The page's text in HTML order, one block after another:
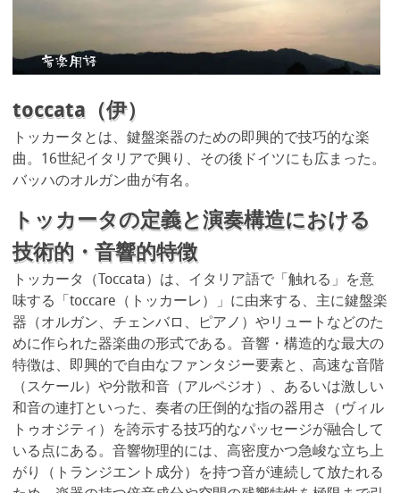
toccata（伊）
トッカータとは、鍵盤楽器のための即興的で技巧的な楽
曲。16世紀イタリアで興り、その後ドイツにも広まった。
バッハのオルガン曲が有名。
トッカータの定義と演奏構造における
技術的・音響的特徴
トッカータ（Toccata）は、イタリア語で「触れる」を意
味する「toccare（トッカーレ）」に由来する、主に鍵盤楽
器（オルガン、チェンバロ、ピアノ）やリュートなどのた
めに作られた器楽曲の形式である。音響・構造的な最大の
特徴は、即興的で自由なファンタジー要素と、高速な音階
（スケール）や分散和音（アルペジオ）、あるいは激しい
和音の連打といった、奏者の圧倒的な指の器用さ（ヴィル
トゥオジティ）を誇示する技巧的なパッセージが融合して
いる点にある。音響物理的には、高密度かつ急峻な立ち上
がり（トランジエント成分）を持つ音が連続して放たれる